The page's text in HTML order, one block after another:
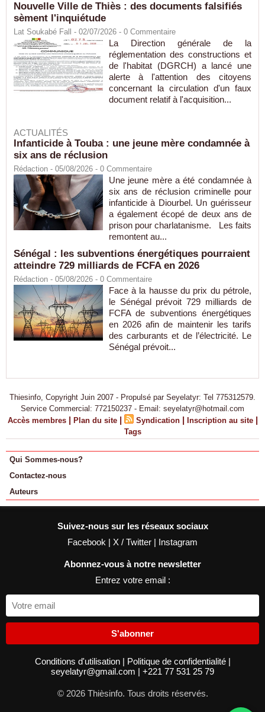
Nouvelle Ville de Thiès : des documents falsifiés
sèment l'inquiétude
Lat Soukabé Fall - 02/07/2026 - 0 Commentaire
La Direction générale de la
réglementation des constructions et
de l'habitat (DGRCH) a lancé une
alerte à l'attention des citoyens
concernant la circulation d'un faux
document relatif à l'acquisition...
ACTUALITÉS
Infanticide à Touba : une jeune mère condamnée à
six ans de réclusion
Rédaction - 05/08/2026 - 0 Commentaire
Une jeune mère a été condamnée à
six ans de réclusion criminelle pour
infanticide à Diourbel. Un guérisseur
a également écopé de deux ans de
prison pour charlatanisme. Les faits
remontent au...
Sénégal : les subventions énergétiques pourraient
atteindre 729 milliards de FCFA en 2026
Rédaction - 05/08/2026 - 0 Commentaire
Face à la hausse du prix du pétrole,
le Sénégal prévoit 729 milliards de
FCFA de subventions énergétiques
en 2026 afin de maintenir les tarifs
des carburants et de l’électricité. Le
Sénégal prévoit...
Thiesinfo, Copyright Juin 2007 - Propulsé par Seyelatyr: Tel 775312579.
Service Commercial: 772150237 - Email: seyelatyr@hotmail.com
Accès membres | Plan du site | Syndication | Inscription au site |
Tags
Qui Sommes-nous?
Contactez-nous
Auteurs
Suivez-nous sur les réseaux sociaux
Facebook | X / Twitter | Instagram
Abonnez-vous à notre newsletter
Entrez votre email :
S'abonner
Conditions d'utilisation | Politique de confidentialité |
seyelatyr@gmail.com | +221 77 531 25 79
© 2026 Thièsinfo. Tous droits réservés.